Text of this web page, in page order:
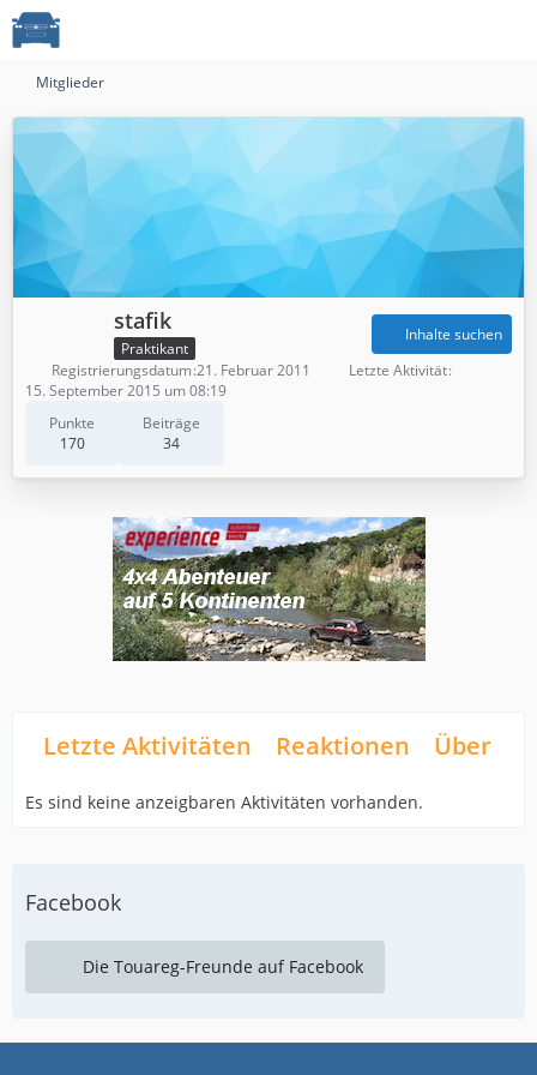
Mitglieder
stafik
Praktikant
Punkte
170
Beiträge
34
Inhalte suchen
Registrierungsdatum 21. Februar 2011
Letzte Aktivität
15. September 2015 um 08:19
Letzte Aktivitäten Reaktionen Über
Es sind keine anzeigbaren Aktivitäten vorhanden.
Facebook
Die Touareg-Freunde auf Facebook